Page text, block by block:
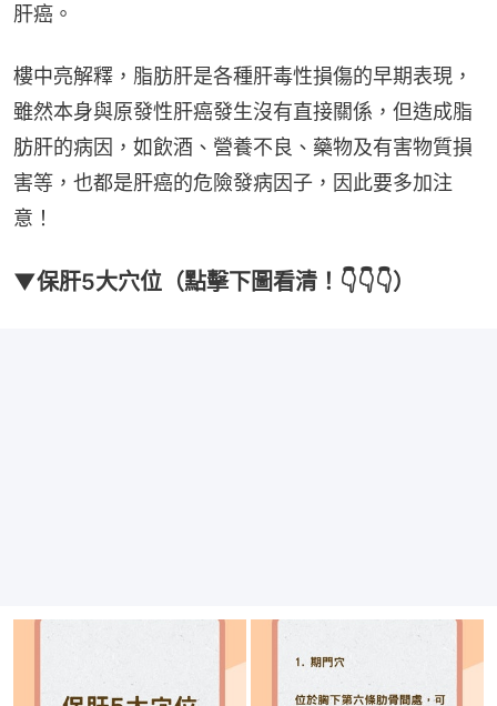
肝癌。
樓中亮解釋，脂肪肝是各種肝毒性損傷的早期表現，
雖然本身與原發性肝癌發生沒有直接關係，但造成脂
肪肝的病因，如飲酒、營養不良、藥物及有害物質損
害等，也都是肝癌的危險發病因子，因此要多加注
意！
▼保肝5大穴位（點擊下圖看清！👇👇👇）